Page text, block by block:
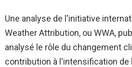
Une analyse de l'initiative
Weather Attribution, ou WWA,
analysé le rôle du changement
contribution à l'intensification de